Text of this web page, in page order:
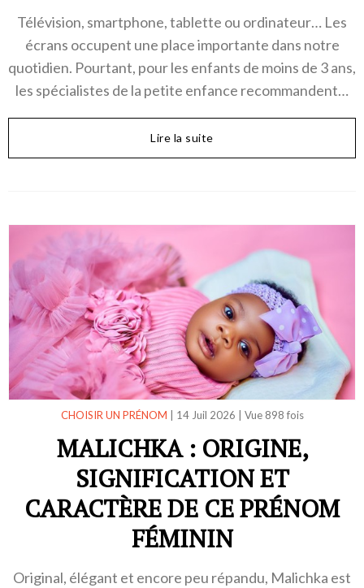
Télévision, smartphone, tablette ou ordinateur… Les
écrans occupent une place importante dans notre
quotidien. Pourtant, pour les enfants de moins de 3 ans,
les spécialistes de la petite enfance recommandent…
Lire la suite
CHOISIR UN PRÉNOM | 14 Juil 2026 | Vue 898 fois
MALICHKA : ORIGINE,
SIGNIFICATION ET
CARACTÈRE DE CE PRÉNOM
FÉMININ
Original, élégant et encore peu répandu, Malichka est